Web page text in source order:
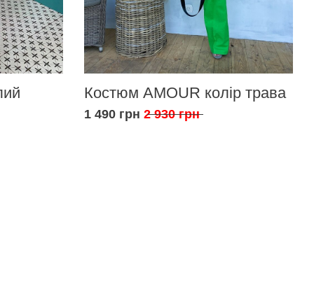
Костюм AMOUR колір трава
1 490 грн 2 930 грн